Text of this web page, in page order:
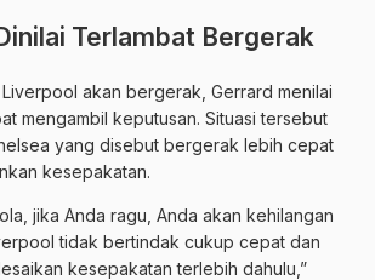
Terlambat Bergerak
akan bergerak, Gerrard menilai
mengambil keputusan. Situasi tersebut
yang disebut bergerak lebih cepat
kesepakatan.
jika Anda ragu, Anda akan kehilangan
tidak bertindak cukup cepat dan
kesepakatan terlebih dahulu,”